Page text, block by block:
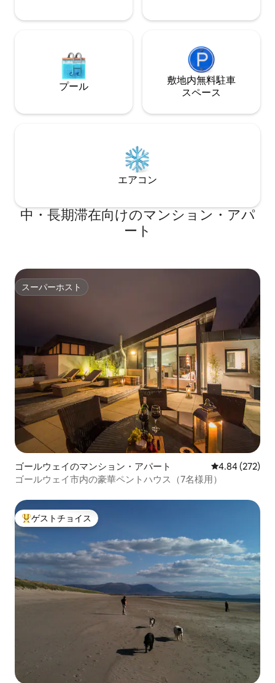
プール
敷地内無料駐⁠車
ス⁠ペ⁠ー⁠ス
エアコン
中・長期滞在向けのマンション・アパ
ート
スーパーホスト
スーパーホスト
ゴールウェイのマンション・アパート レビュー272
4.84 (272)
ゴールウェイ市内の豪華ペントハウス（7名様用）
大好評のゲストチョイスです。
ゲストチョイス